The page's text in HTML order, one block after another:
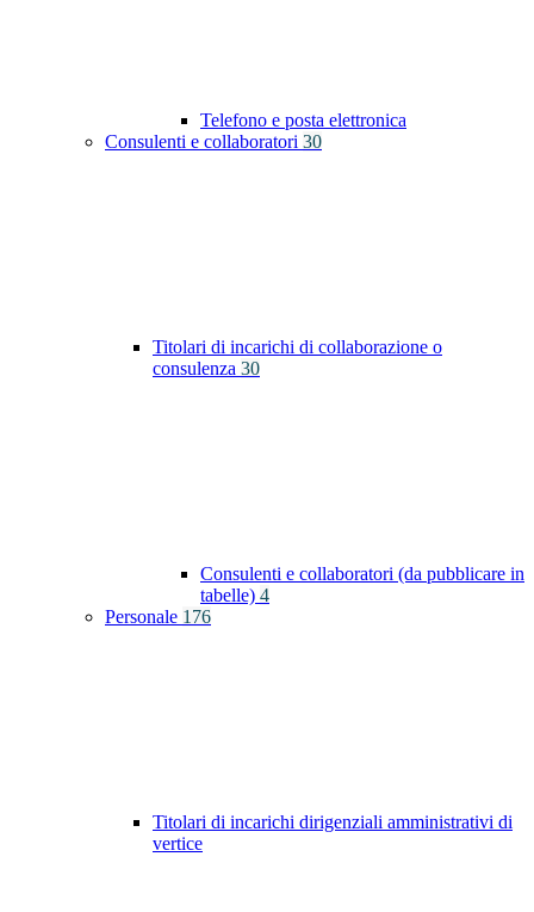
Telefono e posta elettronica
Consulenti e collaboratori 30
Titolari di incarichi di collaborazione o
consulenza 30
Consulenti e collaboratori (da pubblicare in
tabelle) 4
Personale 176
Titolari di incarichi dirigenziali amministrativi di
vertice